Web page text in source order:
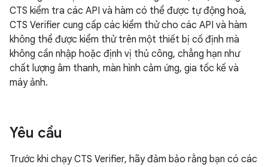
CTS kiểm tra các API và hàm có thể được tự động hoá,
CTS Verifier cung cấp các kiểm thử cho các API và hàm
không thể được kiểm thử trên một thiết bị cố định mà
không cần nhập hoặc định vị thủ công, chẳng hạn như
chất lượng âm thanh, màn hình cảm ứng, gia tốc kế và
máy ảnh.
Yêu cầu
Trước khi chạy CTS Verifier, hãy đảm bảo rằng bạn có các